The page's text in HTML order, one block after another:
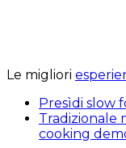
Le migliori
Presìdi slow
Tradizionale
cooking